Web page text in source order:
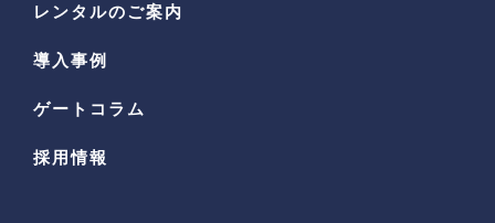
レンタルのご案内
導入事例
ゲートコラム
採用情報